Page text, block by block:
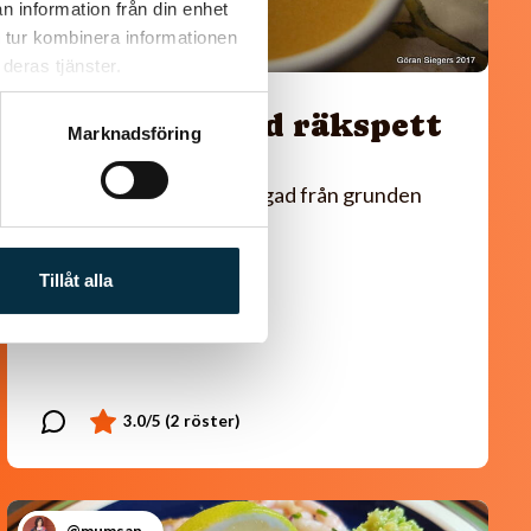
information från din enhet
kombinera informationen
tjänster.
Marknadsföring
Tillåt alla
Räksoppa med räkspett
En lyxig god räksoppa, lagad från grunden